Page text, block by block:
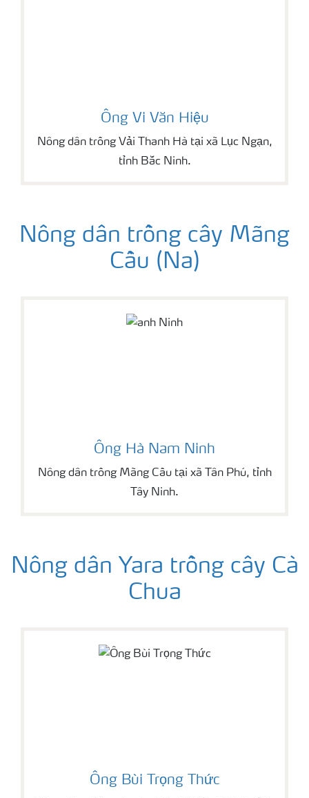
Ông Vi Văn Hiệu
Nông dân trồng Vải Thanh Hà tại xã Lục Ngạn,
tỉnh Bắc Ninh.
Nông dân trồng cây Mãng
Cầu (Na)
Ông Hà Nam Ninh
Nông dân trồng Mãng Cầu tại xã Tân Phú, tỉnh
Tây Ninh.
Nông dân Yara trồng cây Cà
Chua
Ông Bùi Trọng Thức